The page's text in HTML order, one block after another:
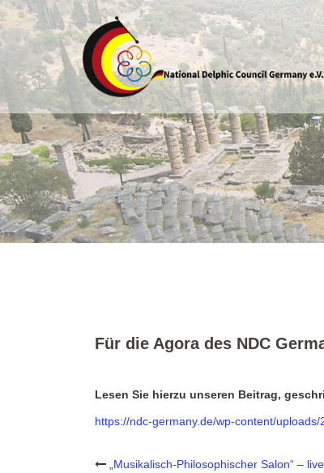
Skip
to
content
Für die Agora des NDC
Lesen Sie hierzu unseren Beitrag,
https://ndc-germany.de/wp-content/
„Musikalisch-Philosophischer Salon“ –